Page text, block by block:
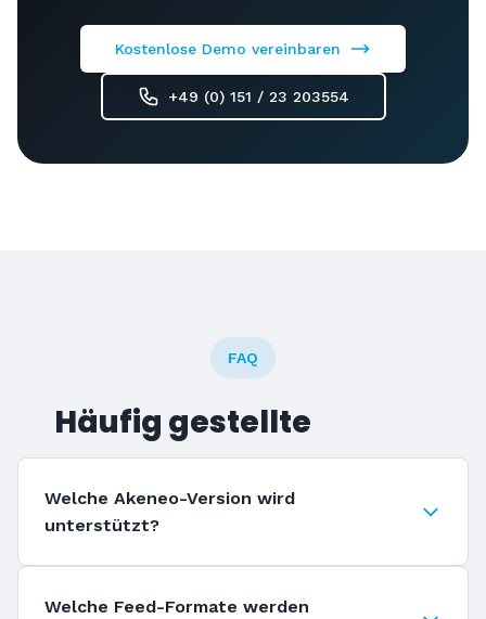
Kostenlose Demo vereinbaren
+49 (0) 151 / 23 203554
FAQ
Häufig gestellte
Welche Akeneo-Version wird
unterstützt?
Welche Feed-Formate werden